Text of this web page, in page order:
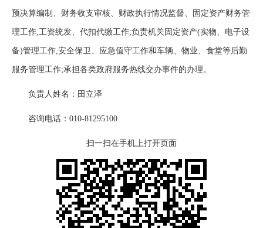
预决算编制、财务收支审核、财政执行情况监督、固定资产财务管
理工作,工资统发、代扣代缴工作;负责机关固定资产(实物、电子设
备)管理工作,安全保卫、应急值守工作和车辆、物业、食堂等后勤
服务管理工作;承担各类政府服务热线交办事件的办理。
负责人姓名：田立泽
咨询电话：010-81295100
扫一扫在手机上打开页面